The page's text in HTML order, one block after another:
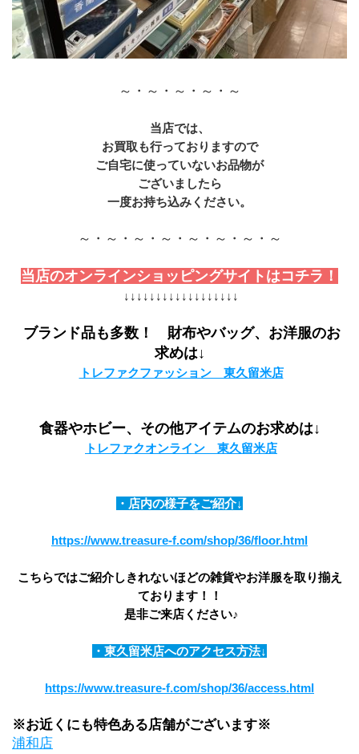
～・～・～・～・～
当店では、
お買取も行っておりますので
ご自宅に使っていないお品物が
ございましたら
一度お持ち込みください。
～・～・～・～・～・～・～・～
当店のオンラインショッピングサイトはコチラ！
↓↓↓↓↓↓↓↓↓↓↓↓↓↓↓↓↓↓
ブランド品も多数！　財布やバッグ、お洋服のお
求めは↓
トレファクファッション　東久留米店
食器やホビー、その他アイテムのお求めは↓
トレファクオンライン　東久留米店
・店内の様子をご紹介↓
https://www.treasure-f.com/shop/36/floor.html
こちらではご紹介しきれないほどの雑貨やお洋服を取り揃え
ております！！
是非ご来店ください♪
・東久留米店へのアクセス方法↓
https://www.treasure-f.com/shop/36/access.html
※お近くにも特色ある店舗がございます※
浦和店